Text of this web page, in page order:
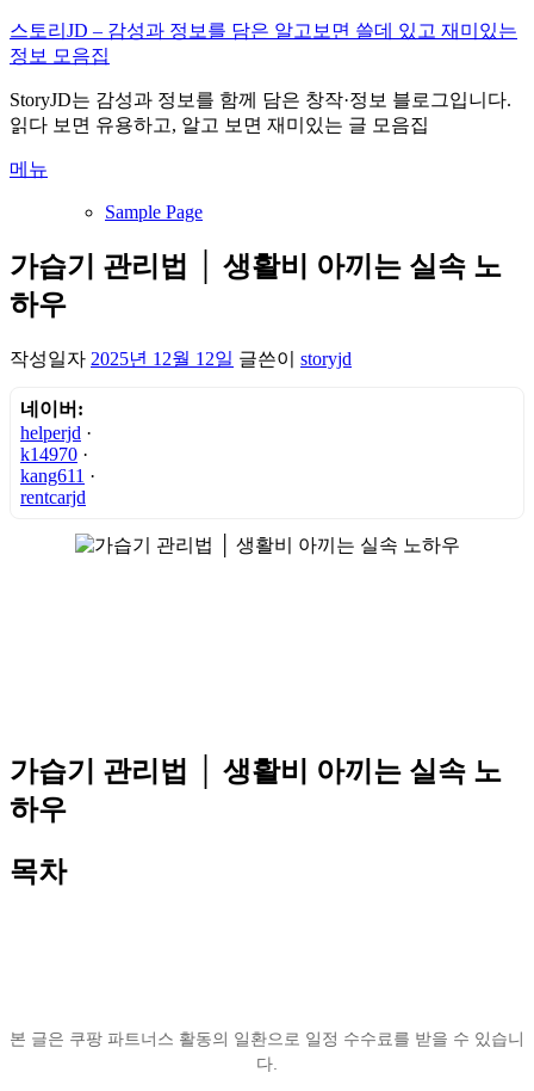
내
용
로
바
가
스토리JD – 감성과 정보를 담은 알고보면 쓸데 있고 재미있는
정보 모음집
StoryJD는 감성과 정보를 함께 담은 창작·정보 블로그입니다.
읽다 보면 유용하고, 알고 보면 재미있는 글 모음집
메뉴
Sample Page
가습기 관리법 │ 생활비 아끼는 실속 노
하우
작성일자 2025년 12월 12일 글쓴이 storyjd
네이버:
helperjd ·
k14970 ·
kang611 ·
rentcarjd
가습기 관리법 │ 생활비 아끼는 실속 노
하우
목차
본 글은 쿠팡 파트너스 활동의 일환으로 일정 수수료를 받을 수 있습니
다.